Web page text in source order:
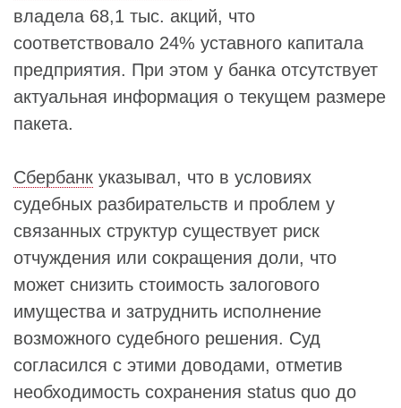
владела 68,1 тыс. акций, что
соответствовало 24% уставного капитала
предприятия. При этом у банка отсутствует
актуальная информация о текущем размере
пакета.
Сбербанк указывал, что в условиях
судебных разбирательств и проблем у
связанных структур существует риск
отчуждения или сокращения доли, что
может снизить стоимость залогового
имущества и затруднить исполнение
возможного судебного решения. Суд
согласился с этими доводами, отметив
необходимость сохранения status quo до